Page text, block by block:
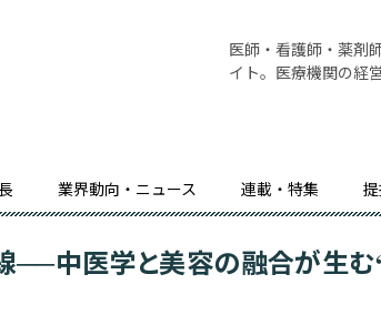
医師 ・看護師・薬剤
イト。医療機関の経
業界動向・ニュース 連載・特集
──中医学と美容の融合が生